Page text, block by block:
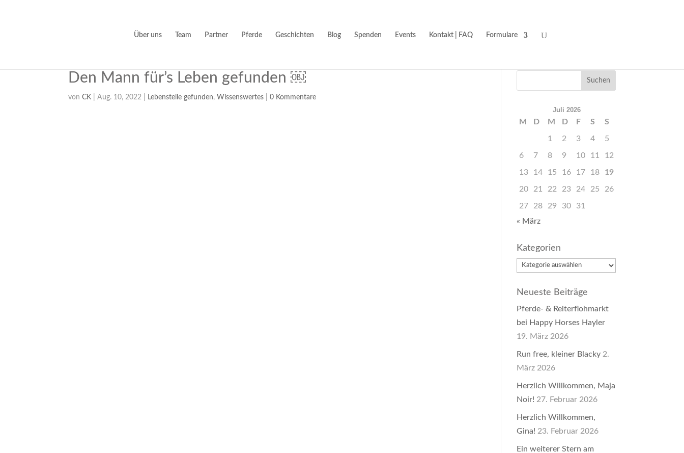
Über uns Team Partner Pferde Geschichten Blog Spenden Events Kontakt | FAQ Formulare
Den Mann für’s Leben gefunden ￼
vonCK |Aug. 10, 2022 Lebenstelle gefunden, Wissenswertes |0 Kommentare
Juli 2026
M D M D F S S
1 2 3 4 5
6 7 8 9 10 11 12
13 14 15 16 17 18 19
20 21 22 23 24 25 26
27 28 29 30
31
« März
Kategorien
Kategorien
Neueste Beiträge
Pferde- & Reiterflohmarkt
bei Happy Horses Hayler
19. März 2026
Run free, kleiner Blacky 2.
März 2026
Herzlich Willkommen, Maja
Noir! 27. Februar 2026
Herzlich Willkommen,
Gina! 23. Februar 2026
Ein weiterer Stern am